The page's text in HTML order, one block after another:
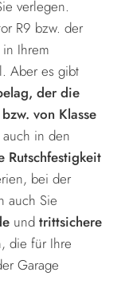
verlegen.
R9 bzw. der
Ihrem
Aber es gibt
der die
von Klasse
in den
Rutschfestigkeit
bei der
auch Sie
undtrittsichere
die für Ihre
Garage